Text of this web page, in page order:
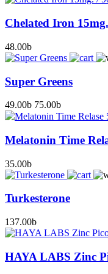
Chelated Iron
48.00b
Super Greens
49.00b 75.00b
Melatonin Time
35.00b
Turkesterone
137.00b
HAYA LABS Zinc